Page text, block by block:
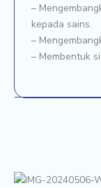
–
kepada sains.
–
– Membentuk